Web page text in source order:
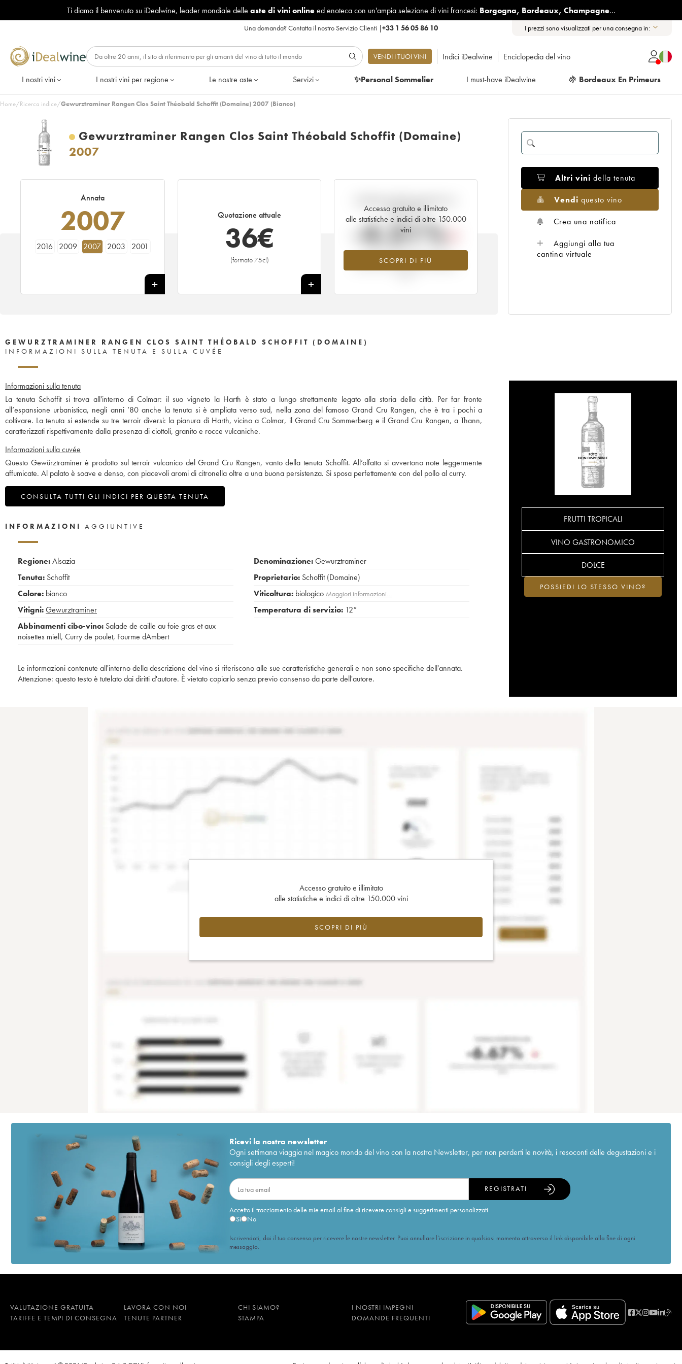
Ti diamo il benvenuto su iDealwine, leader mondiale delle aste di vini onlineed enoteca con un'ampia selezione di vini francesi: Borgogna, Bordeaux, Champagne...
Una domanda?Contatta il nostro Servizio Clienti |+33 1 56 05 86 10 I prezzi sono visualizzati per una consegna in:
VENDI I TUOI VINI Indici iDealwine Enciclopedia del vino
I nostri vini I nostri vini per regione Le nostre aste Servizi ✨Personal Sommelier I must-have iDealwine 🍇 Bordeaux En Primeurs
Home/Ricerca indice/Gewurztraminer Rangen Clos Saint Théobald Schoffit (Domaine) 2007 (Bianco)
Gewurztraminer Rangen Clos Saint Théobald Schoffit (Domaine)
2007
Annata
2007
2016 2009 2007 2003 2001
Quotazione attuale
36€
(formato 75cl)
+
Accesso gratuito e illimitato
alle statistiche e indici di oltre 150.000
vini
SCOPRI DI PIÙ
tempo reale
-4.31%
Tendenza al ribasso per il valore
dell'annata 2007 nel 2026 rispetto al
Altri vini della tenuta
Vendi questo vino
Crea una notifica
Aggiungi alla tua
cantina virtuale
GEWURZTRAMINER RANGEN CLOS SAINT THÉOBALD SCHOFFIT (DOMAINE)
INFORMAZIONI SULLA TENUTA E SULLA CUVÉE
Informazioni sulla tenuta
La tenuta Schoffit si trova all'interno di Colmar: il suo vigneto la Harth è stato a lungo strettamente legato alla storia della città. Per far fronte
all’espansione urbanistica, negli anni ’80 anche la tenuta si è ampliata verso sud, nella zona del famoso Grand Cru Rangen, che è tra i pochi a
coltivare. La tenuta si estende su tre terroir diversi: la pianura di Harth, vicino a Colmar, il Grand Cru Sommerberg e il Grand Cru Rangen, a Thann,
caratterizzati rispettivamente dalla presenza di ciottoli, granito e rocce vulcaniche.
Informazioni sulla cuvée
Questo Gewürztraminer è prodotto sul terroir vulcanico del Grand Cru Rangen, vanto della tenuta Schoffit. All’olfatto si avvertono note leggermente
affumicate. Al palato è soave e denso, con piacevoli aromi di citronella oltre a una buona persistenza. Si sposa perfettamente con del pollo al curry.
CONSULTA TUTTI GLI INDICI PER QUESTA TENUTA
FRUTTI TROPICALI
VINO GASTRONOMICO
DOLCE
POSSIEDI LO STESSO VINO?
INFORMAZIONI AGGIUNTIVE
Regione:Alsazia
Tenuta: Schoffit
Colore: bianco
Vitigni:Gewurztraminer
Abbinamenti cibo-vino: Salade de caille au foie gras et aux
noisettes miell, Curry de poulet, Fourme dAmbert
Denominazione:Gewurztraminer
Proprietario: Schoffit (Domaine)
Viticoltura: biologico Maggiori informazioni…
Temperatura di servizio: 12°
Le informazioni contenute all'interno della descrizione del vino si riferiscono alle sue caratteristiche generali e non sono specifiche dell'annata.
Attenzione: questo testo è tutelato dai diritti d'autore. È vietato copiarlo senza previo consenso da parte dell'autore.
Accesso gratuito e illimitato
alle statistiche e indici di oltre 150.000 vini
SCOPRI DI PIÙ
Ricevi la nostra newsletter
Ogni settimana viaggia nel magico mondo del vino con la nostra Newsletter, per non perderti le novità, i resoconti delle degustazioni e i
consigli degli esperti!
Accetto il tracciamento delle mie email al fine di ricevere consigli e suggerimenti personalizzati
Sì
No
REGISTRATI
Iscrivendoti, dai il tuo consenso per ricevere le nostre newsletter. Puoi annullare l’iscrizione in qualsiasi momento attraverso il link disponibile alla fine di ogni
messaggio.
VALUTAZIONE GRATUITA LAVORA CON NOI CHI SIAMO?
I NOSTRI IMPEGNI
TARIFFE E TEMPI DI CONSEGNA
TENUTE PARTNER STAMPA DOMANDE FREQUENTI